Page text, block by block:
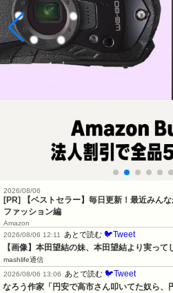
2026/08/06
[PR] 【ベストセラー】毎日更新！最近みん
ファッション編
Amazon
2026/08/06 12:11
あとで読む 🐦Tweet
【画像】本田望結の妹、本田望結より実って
mashlife通信
2026/08/06 13:06
あとで読む 🐦Tweet
なろう作家「円安で高市さん叩いてた奴ら、